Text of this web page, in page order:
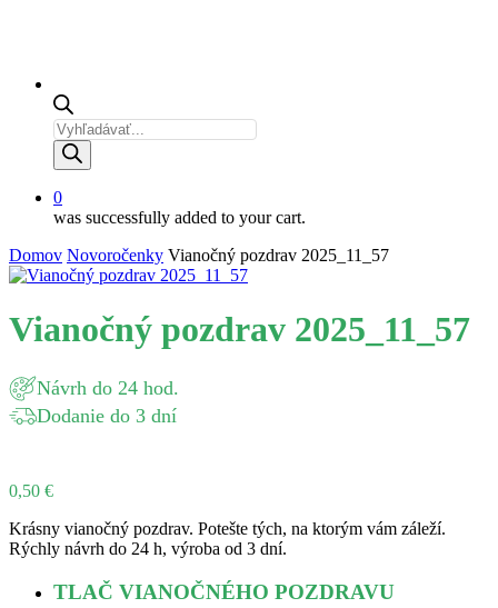
Products
search
0
was successfully added to your cart.
Domov Novoročenky Vianočný pozdrav 2025_11_57
Vianočný pozdrav 2025_11_57
Návrh do 24 hod.
Dodanie do 3 dní
0,50 €
Krásny vianočný pozdrav. Potešte tých, na ktorým vám záleží.
Rýchly návrh do 24 h, výroba od 3 dní.
TLAČ VIANOČNÉHO POZDRAVU